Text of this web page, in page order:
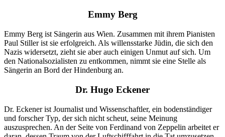
Emmy Berg
Emmy Berg ist Sängerin aus Wien. Zusammen mit ihrem Pianisten
Paul Stiller ist sie erfolgreich. Als willensstarke Jüdin, die sich den
Nazis widersetzt, zieht sie aber auch einigen Unmut auf sich. Um
den Nationalsozialisten zu entkommen, nimmt sie eine Stelle als
Sängerin an Bord der Hindenburg an.
Dr. Hugo Eckener
Dr. Eckener ist Journalist und Wissenschaftler, ein bodenständiger
und forscher Typ, der sich nicht scheut, seine Meinung
auszusprechen. An der Seite von Ferdinand von Zeppelin arbeitet er